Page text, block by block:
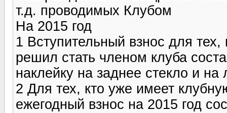
т.д. проводимых Клубом
На 2015 год
1 Вступительный взнос для
решил стать членом клуба
наклейку на заднее стекло и на
2 Для тех, кто уже имеет
ежегодный взнос на 2015 год